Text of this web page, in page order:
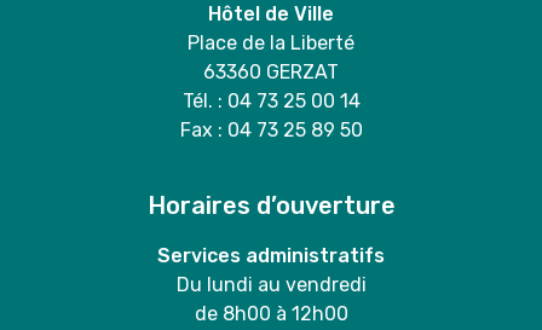
Hôtel de Ville
Place de la Liberté
63360 GERZAT
Tél. : 04 73 25 00 14
Fax : 04 73 25 89 50
Horaires d’ouverture
Services administratifs
Du lundi au vendredi
de 8h00 à 12h00